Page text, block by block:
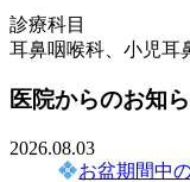
診療科目
耳鼻咽喉科、小児耳
医院からのお知
2026.08.03
お盆期間中